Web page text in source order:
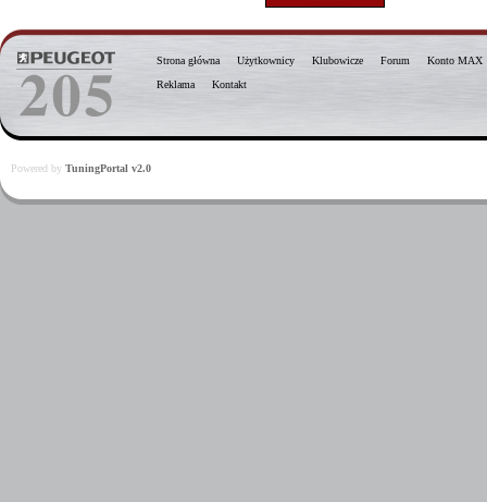
Strona główna Użytkownicy Klubowicze Forum
Konto MAX
Reklama
Kontakt
Powered by TuningPortal v2.0